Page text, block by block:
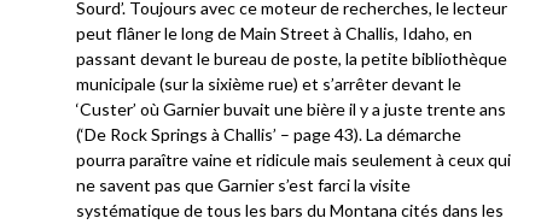
Sourd’. Toujours avec ce moteur de recherches, le lecteur
peut flâner le long de Main Street à Challis, Idaho, en
passant devant le bureau de poste, la petite bibliothèque
municipale (sur la sixième rue) et s’arrêter devant le
‘Custer’ où Garnier buvait une bière il y a juste trente ans
(‘De Rock Springs à Challis’ – page 43). La démarche
pourra paraître vaine et ridicule mais seulement à ceux qui
ne savent pas que Garnier s’est farci la visite
systématique de tous les bars du Montana cités dans les